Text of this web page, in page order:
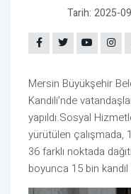
Tarih: 2025-
Mersin Büyükşehir
Kandili’nde
yapıldı.Sosyal
yürütülen çalışmada,
36 farklı noktada
boyunca 15 bin kandil